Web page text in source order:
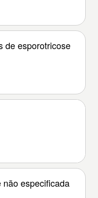
de esporotricose
especificada